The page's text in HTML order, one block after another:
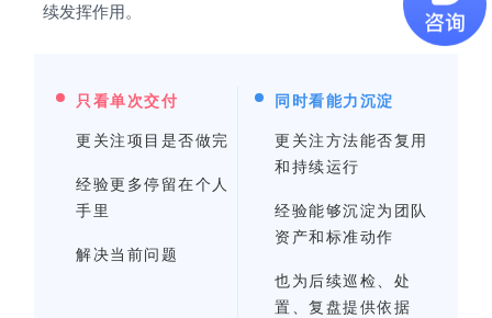
续发挥作用。
只看单次交付
更关注项目是否做完
经验更多停留在个人
手里
解决当前问题
同时看能力沉淀
更关注方法能否复用
和持续运行
经验能够沉淀为团队
资产和标准动作
也为后续巡检、处
置、复盘提供依据